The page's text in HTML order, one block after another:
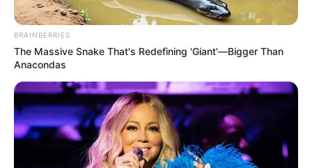
SEGOVIA
Crisis humanitaria en el
Nordeste antioqueño:
familias desplazadas por
combates
DISIDENCIAS DE LAS FARC
BRAINBERRIES
The Massive Snake That's Redefining 'Giant'—Bigger Than
Anacondas